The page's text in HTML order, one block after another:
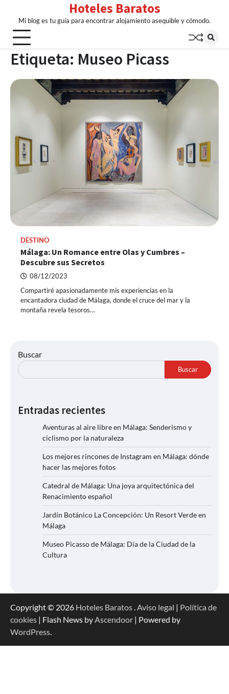
content
Hoteles Baratos
Mi blog es tu guía para encontrar alojamiento asequible y cómodo.
Etiqueta: Museo Picass
DESTINO
Málaga: Un Romance entre Olas y Cumbres –
Descubre sus Secretos
08/12/2023
Compartiré apasionadamente mis experiencias en la
encantadora ciudad de Málaga, donde el cruce del mar y la
montaña revela tesoros…
Buscar
Buscar
Entradas recientes
Aventuras al aire libre en Málaga: Senderismo y
ciclismo por la naturaleza
Los mejores rincones de Instagram en Málaga: dónde
hacer las mejores fotos
Catedral de Málaga: Una joya arquitectónica del
Renacimiento español
Jardín Botánico La Concepción: Un Resort Verde en
Málaga
Museo Picasso de Málaga: Día de la Ciudad de la
Cultura
Copyright © 2026 Hoteles Baratos.Aviso legal | Política de
cookies | Flash News byAscendoor | Powered by
WordPress.